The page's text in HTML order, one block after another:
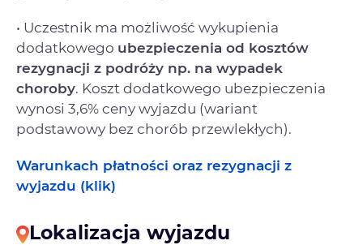
• Uczestnik ma możliwość wykupienia
dodatkowego ubezpieczenia od kosztów
rezygnacji z podróży np. na wypadek
choroby. Koszt dodatkowego ubezpieczenia
wynosi 3,6% ceny wyjazdu (wariant
podstawowy bez chorób przewlekłych).
Warunkach płatności oraz rezygnacji z
wyjazdu (klik)
Lokalizacja wyjazdu